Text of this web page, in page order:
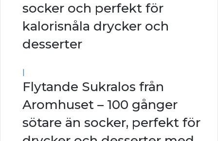
socker och perfekt för
kalorisnåla drycker och
desserter
|
Flytande Sukralos från
Aromhuset – 100 gånger
sötare än socker, perfekt för